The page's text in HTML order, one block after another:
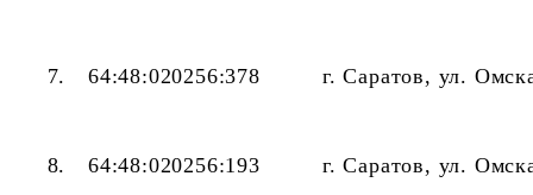
7. 64:48:020256:378 г. Саратов, ул.
8. 64:48:020256:193 г. Саратов, ул.